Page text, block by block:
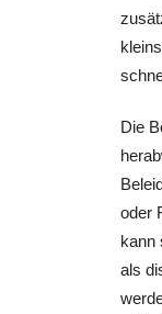
Die
oder
kann
als